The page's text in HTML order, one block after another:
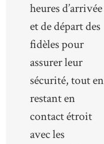
heures d’arrivée
et de départ des
fidèles pour
assurer leur
sécurité, tout en
restant en
contact étroit
avec les